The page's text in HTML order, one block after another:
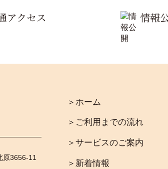
アクセス 情報
原3656-11
＞ホーム
＞ご利用までの流れ
＞サービスのご案内
＞新着情報